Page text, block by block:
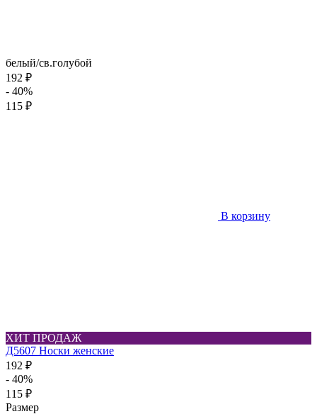
белый/св.голубой
192 ₽
- 40%
115 ₽
В корзину
ХИТ ПРОДАЖ
Д5607 Носки женские
192 ₽
- 40%
115 ₽
Размер